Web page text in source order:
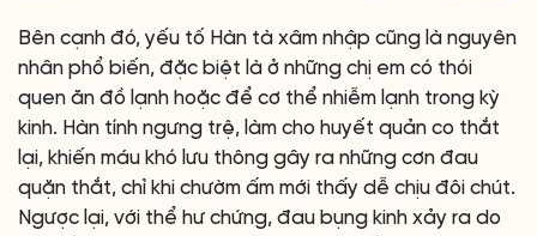
Bên cạnh đó, yếu tố Hàn tà xâm nhập cũng là nguyên
nhân phổ biến, đặc biệt là ở những chị em có thói
quen ăn đồ lạnh hoặc để cơ thể nhiễm lạnh trong kỳ
kinh. Hàn tính ngưng trệ, làm cho huyết quản co thắt
lại, khiến máu khó lưu thông gây ra những cơn đau
quặn thắt, chỉ khi chườm ấm mới thấy dễ chịu đôi chút.
Ngược lại, với thể hư chứng, đau bụng kinh xảy ra do